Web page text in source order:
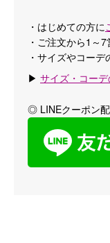
・はじめての方に
・ご注文から1～
・サイズやコー
▶ サイズ・コー
◎ LINEクーポン